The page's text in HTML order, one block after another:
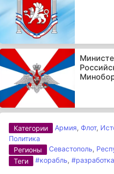
Категории Армия, Флот,
Политика
Регионы
Севастополь,
Теги
#корабль,#разработка